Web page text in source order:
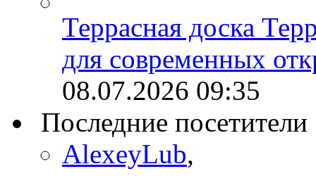
Террасная доска
для современных
08.07.2026 09:35
Последние посетители
AlexeyLub,